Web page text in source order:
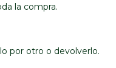
la compra.
por otro o devolverlo.